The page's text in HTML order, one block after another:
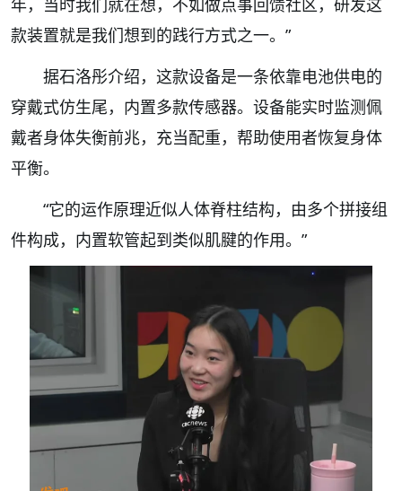
年，当时我们就在想，不如做点事回馈社区，研发这
款装置就是我们想到的践行方式之一。”
据石洛彤介绍，这款设备是一条依靠电池供电的
穿戴式仿生尾，内置多款传感器。设备能实时监测佩
戴者身体失衡前兆，充当配重，帮助使用者恢复身体
平衡。
“它的运作原理近似人体脊柱结构，由多个拼接组
件构成，内置软管起到类似肌腱的作用。”